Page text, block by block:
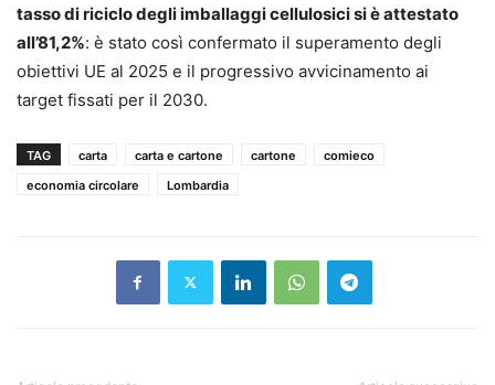
tasso di riciclo degli imballaggi cellulosici si è attestato
all’81,2%: è stato così confermato il superamento degli
obiettivi UE al 2025 e il progressivo avvicinamento ai
target fissati per il 2030.
TAG carta carta e cartone cartone
comieco
economia circolare
Lombardia